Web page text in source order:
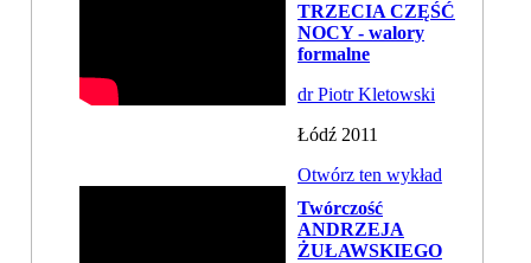
TRZECIA CZĘŚĆ
NOCY - walory
formalne
dr Piotr Kletowski
Łódź 2011
Otwórz ten wykład
Twórczość
ANDRZEJA
ŻUŁAWSKIEGO